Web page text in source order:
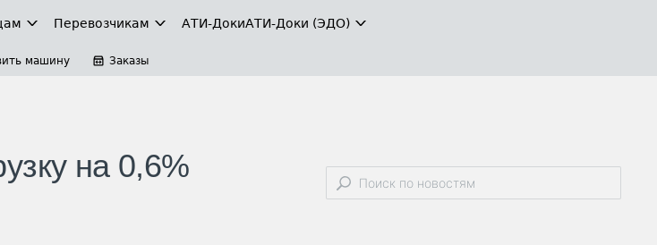
Перевозчикам АТИ-ДокиАТИ-Доки (ЭДО)
машину Заказы
на 0,6%